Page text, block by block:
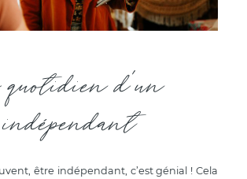
quotidien d’un
indépendant
être indépendant, c’est génial ! Cela